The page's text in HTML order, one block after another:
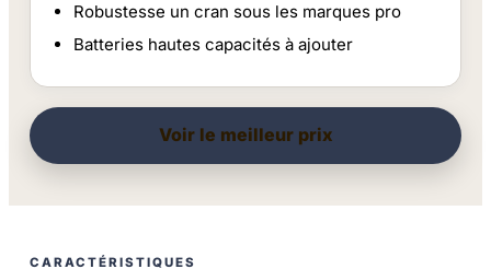
Robustesse un cran sous les marques pro
Batteries hautes capacités à ajouter
Voir le meilleur prix
CARACTÉRISTIQUES